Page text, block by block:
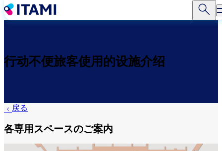
跳
转
内
行动不便旅客使用的设施介绍
戻る
各専用スペースのご案内